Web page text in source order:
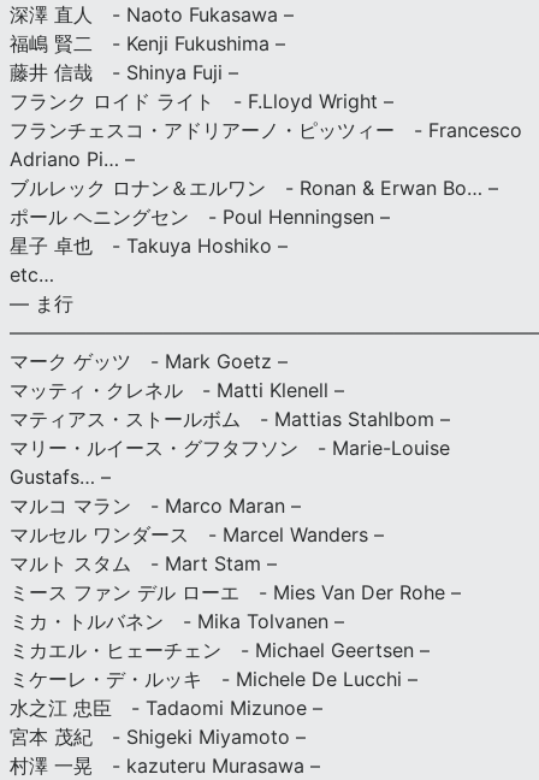
深澤 直人 - Naoto Fukasawa –
福嶋 賢二 - Kenji Fukushima –
藤井 信哉 - Shinya Fuji –
フランク ロイド ライト - F.Lloyd Wright –
フランチェスコ・アドリアーノ・ピッツィー - Francesco
Adriano Pi… –
ブルレック ロナン＆エルワン - Ronan & Erwan Bo… –
ポール ヘニングセン - Poul Henningsen –
星子 卓也 - Takuya Hoshiko –
etc…
— ま行
マーク ゲッツ - Mark Goetz –
マッティ・クレネル - Matti Klenell –
マティアス・ストールボム - Mattias Stahlbom –
マリー・ルイース・グフタフソン - Marie-Louise
Gustafs… –
マルコ マラン - Marco Maran –
マルセル ワンダース - Marcel Wanders –
マルト スタム - Mart Stam –
ミース ファン デル ローエ - Mies Van Der Rohe –
ミカ・トルバネン - Mika Tolvanen –
ミカエル・ヒェーチェン - Michael Geertsen –
ミケーレ・デ・ルッキ - Michele De Lucchi –
水之江 忠臣 - Tadaomi Mizunoe –
宮本 茂紀 - Shigeki Miyamoto –
村澤 一晃 - kazuteru Murasawa –